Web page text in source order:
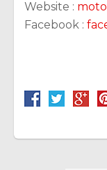
Website :
Facebook :